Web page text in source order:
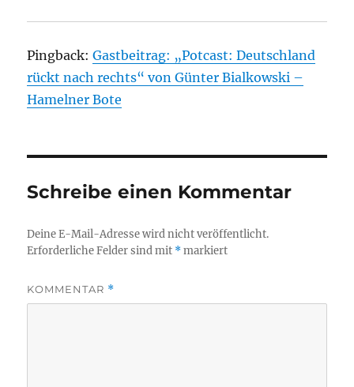
Pingback:Gastbeitrag: „Potcast: Deutschland
rückt nach rechts“ von Günter Bialkowski –
Hamelner Bote
Schreibe einen Kommentar
Deine E-Mail-Adresse wird nicht veröffentlicht.
Erforderliche Felder sind mit *markiert
KOMMENTAR *